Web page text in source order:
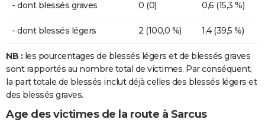
- dont blessés graves 0 (0) 0,6 (15,3 %)
- dont blessés légers 2 (100,0 %) 1,4 (39,5 %)
NB : les pourcentages de blessés légers et de blessés graves
sont rapportés au nombre total de victimes. Par conséquent,
la part totale de blessés inclut déjà celles des blessés légers et
des blessés graves.
Age des victimes de la route à Sarcus